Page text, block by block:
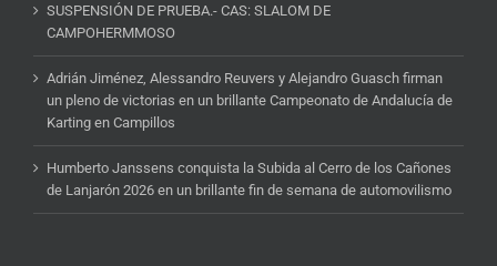
SUSPENSIÓN DE PRUEBA.- CAS: SLALOM DE
CAMPOHERMMOSO
Adrián Jiménez, Alessandro Reuvers y Alejandro Guasch firman
un pleno de victorias en un brillante Campeonato de Andalucía de
Karting en Campillos
Humberto Janssens conquista la Subida al Cerro de los Cañones
de Lanjarón 2026 en un brillante fin de semana de automovilismo